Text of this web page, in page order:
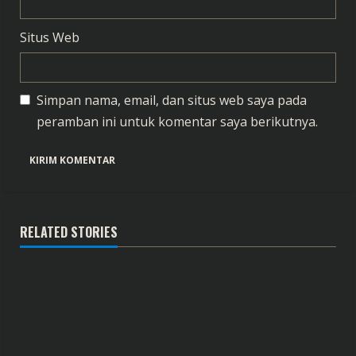
Situs Web
Simpan nama, email, dan situs web saya pada
peramban ini untuk komentar saya berikutnya.
RELATED STORIES